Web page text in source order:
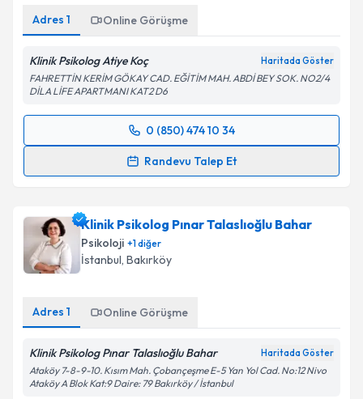
Adres 1 Online Görüşme
Klinik Psikolog Atiye Koç
FAHRETTİN KERİM GÖKAY CAD. EĞİTİM MAH. ABDİ BEY SOK. NO2/4
0 (850) 474 10 34
Randevu Talep Et
Randevu Takvimi Talebi
oluşturun. Size bu uzmandan randevu almanız için bir
takvim hazırlandığında e-posta ile bilgilendireceğiz.
E-posta Adresiniz
Kişisel verilerimin işlenmesine ilişkin
Aydınlatma
Metni 'ni okudum ve kişisel verilerimin belirtilen
kapsamda işlenmesini kabul ediyorum.
Klinik Psikolog Pınar Talaslıoğlu Bahar
Psikoloji diğer
İstanbul, Bakırköy
Adres 1 Online Görüşme
Klinik Psikolog Pınar Talaslıoğlu Bahar
Ataköy 7-8-9-10. Kısım Mah. Çobançeşme E-5 Yan Yol Cad. No:12 Nivo
Ataköy A Blok Kat:9 Daire: 79 Bakırköy / İstanbul